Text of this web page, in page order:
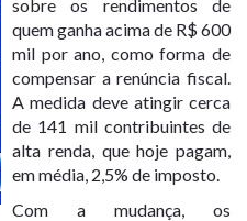
sobre os rendimentos de
quem ganha acima de R$ 600
mil por ano, como forma de
compensar a renúncia fiscal.
A medida deve atingir cerca
de 141 mil contribuintes de
alta renda, que hoje pagam,
em média, 2,5% de imposto.
Com a mudança, os